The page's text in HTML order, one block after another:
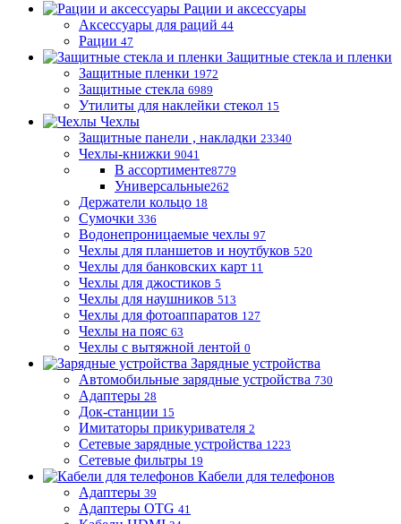
Рации и аксессуары
Аксессуары для раций 44
Рации 47
Защитные стекла и пленки
Защитные пленки 1972
Защитные стекла 6989
Утилиты для наклейки стекол 15
Чехлы
Защитные панели , накладки 23340
Чехлы-книжки 9041
В ассортименте8779
Универсальные262
Держатели кольцо 18
Сумочки 336
Водонепроницаемые чехлы 97
Чехлы для планшетов и ноутбуков 520
Чехлы для банковских карт 11
Чехлы для джостиков 5
Чехлы для наушников 513
Чехлы для фотоаппаратов 127
Чехлы на пояс 63
Чехлы с вытяжной лентой 0
Зарядные устройства
Автомобильные зарядные устройства 730
Адаптеры 28
Док-станции 15
Имитаторы прикуривателя 2
Сетевые зарядные устройства 1223
Сетевые фильтры 19
Кабели для телефонов
Адаптеры 39
Адаптеры OTG 41